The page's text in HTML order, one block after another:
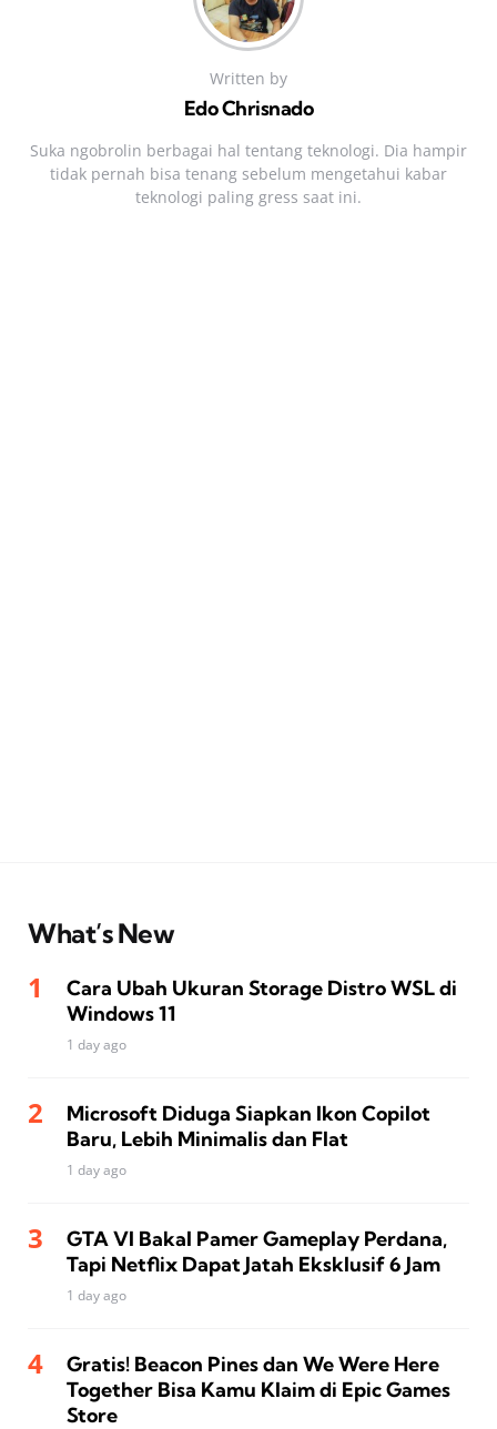
Written by
Edo Chrisnado
Suka ngobrolin berbagai hal tentang teknologi. Dia hampir
tidak pernah bisa tenang sebelum mengetahui kabar
teknologi paling gress saat ini.
What’s New
Cara Ubah Ukuran Storage Distro WSL di
Windows 11
1 day ago
Microsoft Diduga Siapkan Ikon Copilot
Baru, Lebih Minimalis dan Flat
1 day ago
GTA VI Bakal Pamer Gameplay Perdana,
Tapi Netflix Dapat Jatah Eksklusif 6 Jam
1 day ago
Gratis! Beacon Pines dan We Were Here
Together Bisa Kamu Klaim di Epic Games
Store